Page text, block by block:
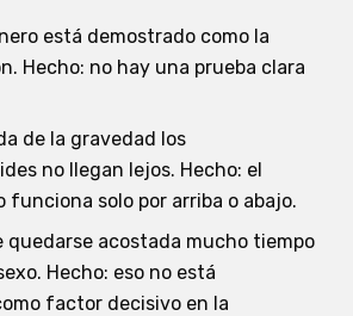
está demostrado como la
Hecho: no hay una prueba clara
de la gravedad los
no llegan lejos. Hecho: el
funciona solo por arriba o abajo.
quedarse acostada mucho tiempo
Hecho: eso no está
factor decisivo en la